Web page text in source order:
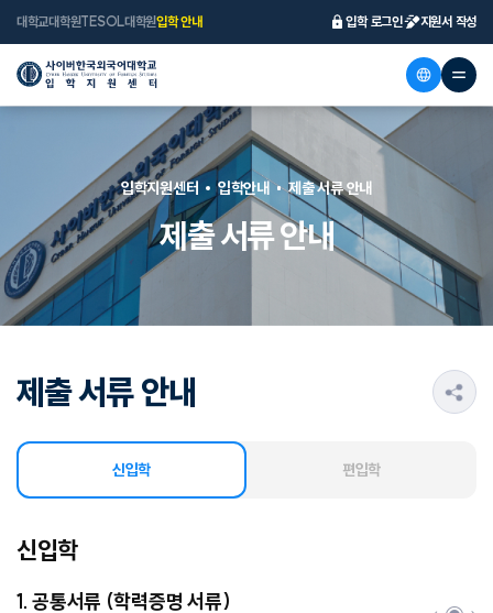
대학교대학원TESOL대학원입학 안내 입학 로그인 지원서 작성
제출 서류 안내
입학지원센터 입학안내 제출 서류 안내
제출 서류 안내
신입학 편입학
신입학
1. 공통서류 (학력증명 서류)